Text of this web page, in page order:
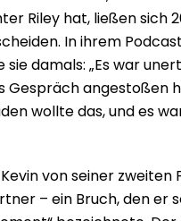
Riley hat, ließen sich
In ihrem Podcast
sie damals: „Es war
Gespräch angestoßen
wollte das, und es
von seiner zweiten
– ein Bruch, den er